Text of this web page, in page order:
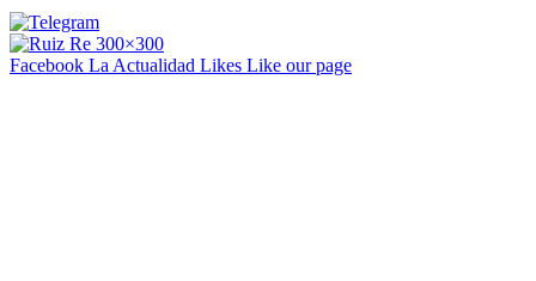
Facebook La Actualidad Likes Like our page